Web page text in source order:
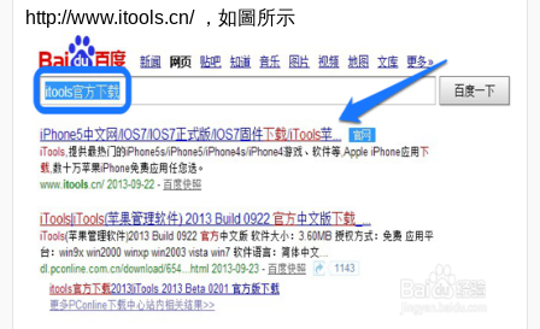
http://www.itools.cn/ ，如圖所示